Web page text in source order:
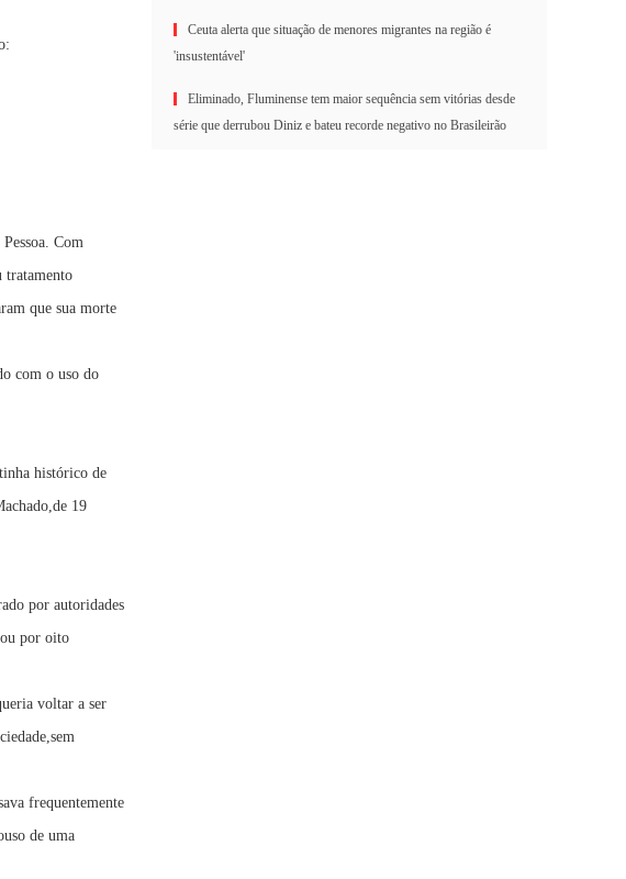
Com
tratamento
que sua morte
com o uso do
histórico de
19
por autoridades
por oito
voltar a ser
frequentemente
de uma
Ceuta alerta que situação de menores migrantes na região é
'insustentável'
Eliminado, Fluminense tem maior sequência sem vitórias desde
série que derrubou Diniz e bateu recorde negativo no Brasileirão